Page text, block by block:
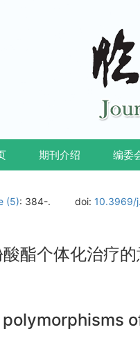
期刊介绍 编委
(5): 384-. doi: 10.3969/
酯个体化治疗的